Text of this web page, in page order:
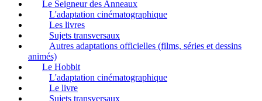
Le Seigneur des Anneaux
L'adaptation cinématographique
Les livres
Sujets transversaux
Autres adaptations officielles (films, séries et dessins
animés)
Le Hobbit
L'adaptation cinématographique
Le livre
Sujets transversaux